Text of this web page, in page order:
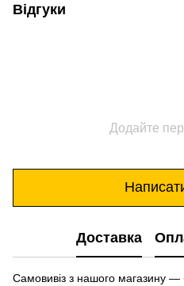
Відгуки
Додайте
Доставка
Самовивіз з нашого магазину —